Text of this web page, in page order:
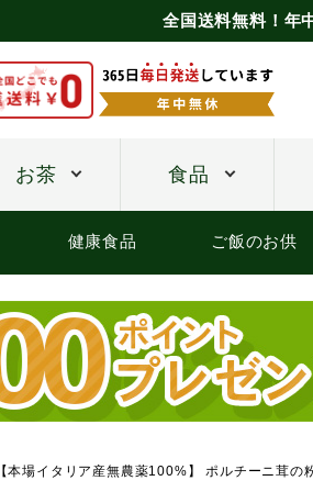
全国送料無料！年
お茶 食品
健康食品 ご飯のお供
【本場イタリア産無農薬100%】 ポルチーニ茸の